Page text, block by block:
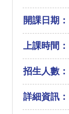
開課日期：
上課時間：
招生人數：
詳細資訊：